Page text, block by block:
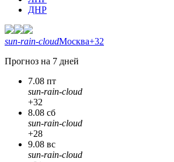
ДНР
sun-rain-cloudМосква+32
Прогноз на 7 дней
7.08 пт
sun-rain-cloud
+32
8.08 сб
sun-rain-cloud
+28
9.08 вс
sun-rain-cloud